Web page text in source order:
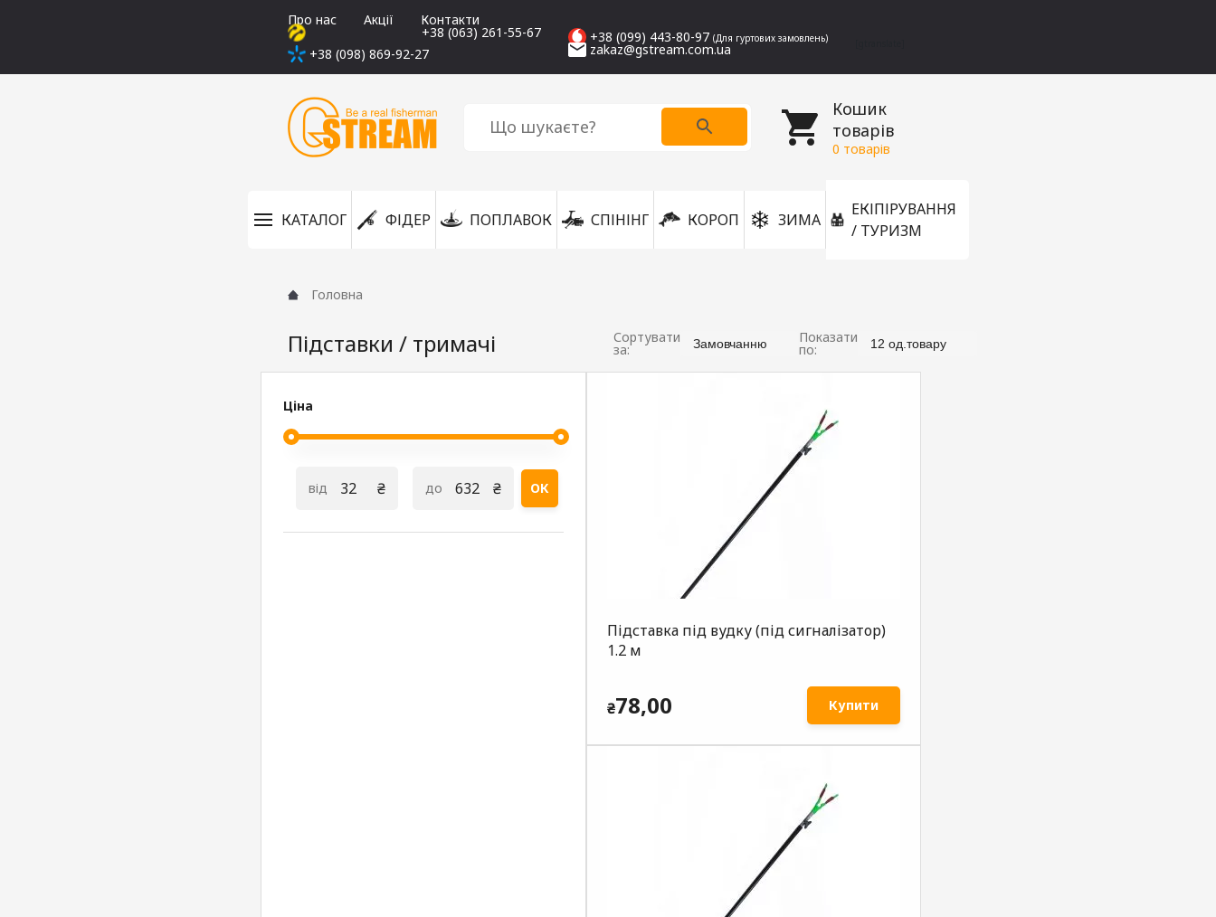
Про нас Акції Контакти
+38 (063) 261-55-67
+38 (098) 869-92-27
+38 (099) 443-80-97 (Для гуртових замовлень)
zakaz@gstream.com.ua
Кошик
товарів
0 товарів
КАТАЛОГ ФІДЕР ПОПЛАВОК СПІНІНГ КОРОП ЗИМА
ЕКІПІРУВАННЯ
/ ТУРИЗМ
Головна
Підставки / тримачі Сортувати
за: Замовчанню Показати
по: 12 од.товару
Ціна
від ₴ до ₴ ОК
Підставка під вудку (під сигналізатор)
1.2 м
₴78,00 Купити